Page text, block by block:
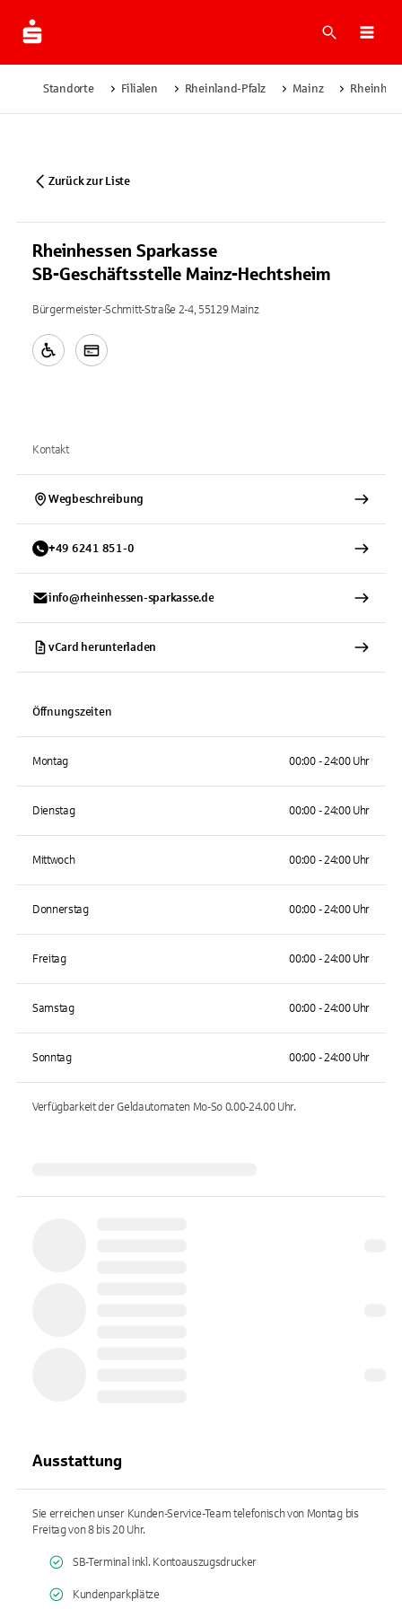
Suche
Standorte Filialen Rheinland-Pfalz Mainz
Zurück zur Liste
Rheinhessen Sparkasse
SB-Geschäftsstelle Mainz-Hechtsheim
Bürgermeister-Schmitt-Straße 2-4, 55129 Mainz
Kontakt
Wegbeschreibung
+49 6241 851-0
info@rheinhessen-sparkasse.de
vCard herunterladen
Öffnungszeiten
Montag 00:00 - 24:00 Uhr
Dienstag 00:00 - 24:00 Uhr
Mittwoch 00:00 - 24:00 Uhr
Donnerstag 00:00 - 24:00 Uhr
Freitag 00:00 - 24:00 Uhr
Samstag 00:00 - 24:00 Uhr
Sonntag 00:00 - 24:00 Uhr
Verfügbarkeit der Geldautomaten Mo-So 0.00-24.00Uhr.
Ausstattung
Sie erreichen unser Kunden-Service-Team telefonisch von Montag bis
Freitag von 8 bis 20 Uhr.
SB-Terminal inkl. Kontoauszugsdrucker
Kundenparkplätze